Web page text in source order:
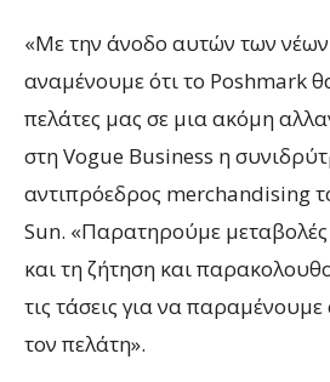
«Με την άνοδο αυτών των
αναμένουμε ότι το Poshmark
πελάτες μας σε μια ακόμη
στη Vogue Business η
αντιπρόεδρος merchandising
Sun. «Παρατηρούμε
και τη ζήτηση και
τις τάσεις για να
τον πελάτη».